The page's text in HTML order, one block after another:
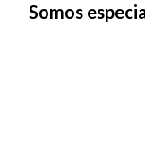
Somos